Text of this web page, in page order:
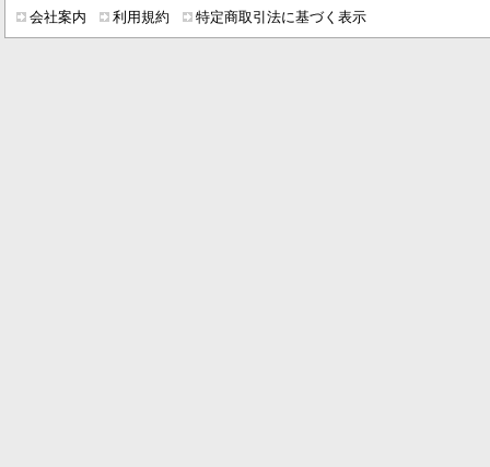
会社案内 利用規約 特定商取引法に基づく表示